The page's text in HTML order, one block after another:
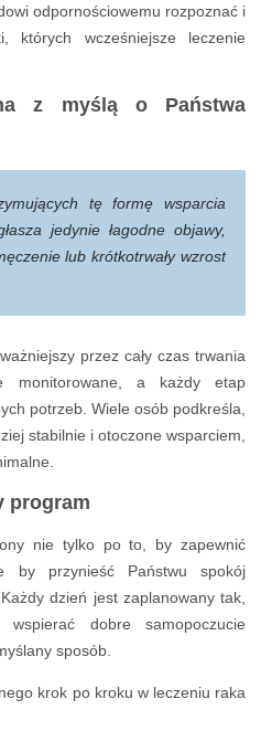
odpornościowemu rozpoznać i
których wcześniejsze leczenie
z myślą o Państwa
tę formę wsparcia
jedynie łagodne objawy,
lub krótkotrwały wzrost
przez cały czas trwania
monitorowane, a każdy etap
potrzeb. Wiele osób podkreśla,
stabilnie i otoczone wsparciem,
program
nie tylko po to, by zapewnić
by przynieść Państwu spokój
dzień jest zaplanowany tak,
dobre samopoczucie
sposób.